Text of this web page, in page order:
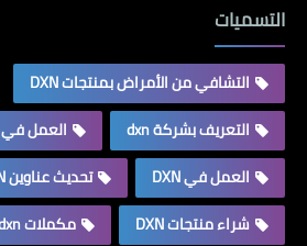
التسميات
التشافي من الأمراض بمنتجات DXN
التعريف بشركة dxn
العمل في DXN
العمل في DXN
تحديث عناوين DXN
شراء منتجات DXN
مكملات dxn الغذائية